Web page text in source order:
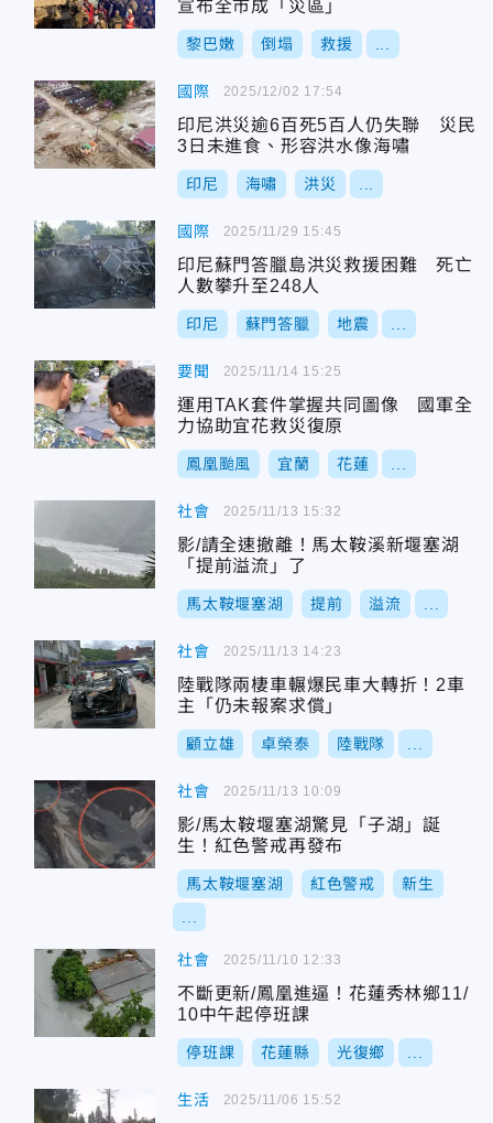
宣布全市成「災區」
黎巴嫩 倒塌 救援
國際
印尼洪災逾6百死5百人仍失聯 災民
3日未進食、形容洪水像海嘯
印尼 海嘯 洪災
2025/12/02 17:54
國際
印尼蘇門答臘島洪災救援困難 死亡
人數攀升至248人
印尼 蘇門答臘 地震
2025/11/29 15:45
要聞
運用TAK套件掌握共同圖像 國軍全
力協助宜花救災復原
鳳凰颱風 宜蘭 花蓮
2025/11/14 15:25
社會
影/請全速撤離！馬太鞍溪新堰塞湖
「提前溢流」了
馬太鞍堰塞湖 提前 溢流
2025/11/13 15:32
社會
陸戰隊兩棲車輾爆民車大轉折！2車
主「仍未報案求償」
顧立雄 卓榮泰 陸戰隊
2025/11/13 14:23
社會
影/馬太鞍堰塞湖驚見「子湖」誕
生！紅色警戒再發布
馬太鞍堰塞湖 紅色警戒 新生
2025/11/13 10:09
社會
不斷更新/鳳凰進逼！花蓮秀林鄉11/
10中午起停班課
停班課 花蓮縣 光復鄉
2025/11/10 12:33
生活 2025/11/06 15:52